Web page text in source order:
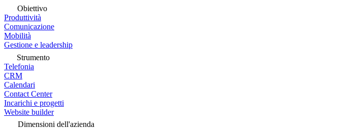
Obiettivo
Produttività
Comunicazione
Mobilità
Gestione e leadership
Strumento
Telefonia
CRM
Calendari
Contact Center
Incarichi e progetti
Website builder
Dimensioni dell'azienda